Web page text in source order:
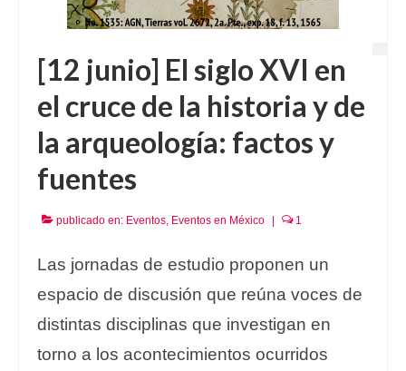
[12 junio] El siglo XVI en
el cruce de la historia y de
la arqueología: factos y
fuentes
publicado en: Eventos, Eventos en México 1
Las jornadas de estudio proponen un
espacio de discusión que reúna voces de
distintas disciplinas que investigan en
torno a los acontecimientos ocurridos